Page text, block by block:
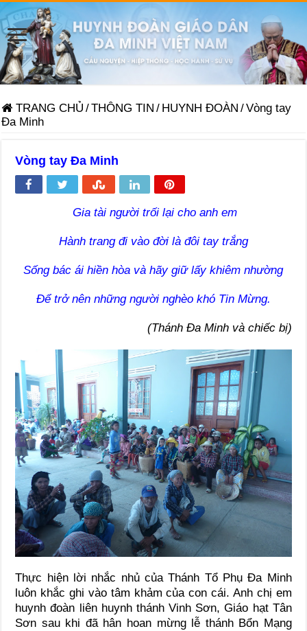
TRANG CHỦ /THÔNG TIN / HUYNH ĐOÀN /Vòng tay
Đa Minh
Vòng tay Đa Minh
Gia tài người trối lại cho anh em
Hành trang đi vào đời là đôi tay trắng
Sống bác ái hiền hòa và hãy giữ lấy khiêm nhường
Để trở nên những người nghèo khó Tin Mừng.
(Thánh Đa Minh và chiếc bị)
Thực hiện lời nhắc nhủ của Thánh Tổ Phụ Đa Minh
luôn khắc ghi vào tâm khảm của con cái. Anh chị em
huynh đoàn liên huynh thánh Vinh Sơn, Giáo hạt Tân
Sơn sau khi đã hân hoan mừng lễ thánh Bổn Mạng